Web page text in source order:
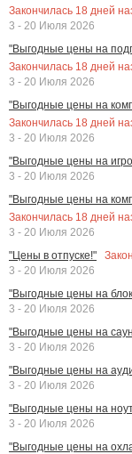
Закончилась 18 дней
3 - 20 Июля 2026
"Выгодные цены на
Закончилась 18 дней
3 - 20 Июля 2026
"Выгодные цены на
Закончилась 18 дней
3 - 20 Июля 2026
"Выгодные цены на
3 - 20 Июля 2026
"Выгодные цены на
Закончилась 18 дней
3 - 20 Июля 2026
"Цены в отпуске!"
3 - 20 Июля 2026
"Выгодные цены на
3 - 20 Июля 2026
"Выгодные цены на
3 - 20 Июля 2026
"Выгодные цены на
3 - 20 Июля 2026
"Выгодные цены на
3 - 20 Июля 2026
"Выгодные цены на